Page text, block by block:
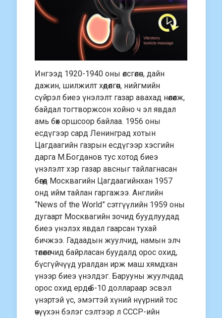
Ингээд 1920-1940 оны өлсгөлөн, дайн
дажин, шилжилт хөдөлгөөн, нийгмийн
сүйрэл биеэ үнэлэлт газар авахад нөлөөлж,
байдал тогтворжсон хойно ч эл явдал
амь бөх оршсоор байлаа. 1956 оны
есдүгээр сард Ленинград хотын
Цагдаагийн газрын есдүгээр хэсгийн
дарга М.Богданов тус хотод биеэ
үнэлэлт хэр газар авсныг тайлагнасан
бөгөөд Москвагийн Цагдаагийнхан 1957
онд ийм тайлан гаргажээ. Английн
“News of the World” сэтгүүлийн 1959 оны
дугаарт Москвагийн зочид буудлуудад
биеэ үнэлэх явдал гаарсан тухай
бичжээ. Гадаадын жуулчид, намын элч
төлөөлөгчид байрласан буудалд орос охид,
бүсгүйчүүд уралдан ирж маш хямдхан
үнээр биеэ үнэлдэг. Барууны жуулчдад
орос охид ердөө 5-10 доллараар эсвэл
үнэртэй үс, эмэгтэй хүний нүүрний тос
өчүүхэн бэлэг сэлтээр л СССР-ийн